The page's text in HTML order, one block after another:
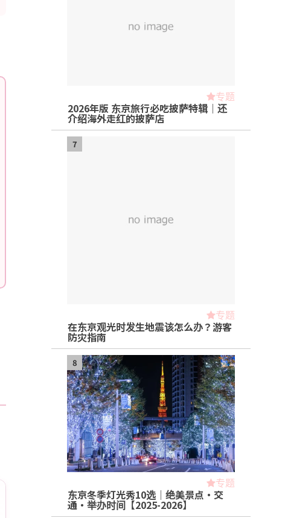
专题
2026年版 东京旅行必吃披萨特辑｜还
介绍海外走红的披萨店
7
专题
在东京观光时发生地震该怎么办？游客
防灾指南
8
专题
东京冬季灯光秀10选｜绝美景点・交
通・举办时间【2025-2026】